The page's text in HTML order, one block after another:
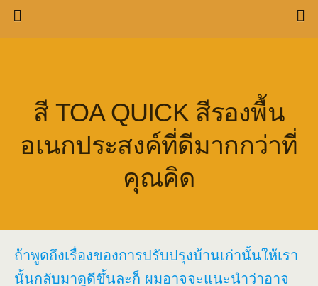
สี TOA QUICK สีรองพื้น
อเนกประสงค์ที่ดีมากกว่าที่
คุณคิด
ถ้าพูดถึงเรื่องของการปรับปรุงบ้านเก่านั้นให้เรา
นั้นกลับมาดูดีขึ้นละก็ ผมอาจจะแนะนำว่าอาจ